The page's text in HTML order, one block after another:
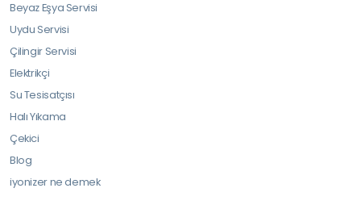
Beyaz Eşya Servisi
Uydu Servisi
Çilingir Servisi
Elektrikçi
Su Tesisatçısı
Halı Yıkama
Çekici
Blog
iyonizer ne demek